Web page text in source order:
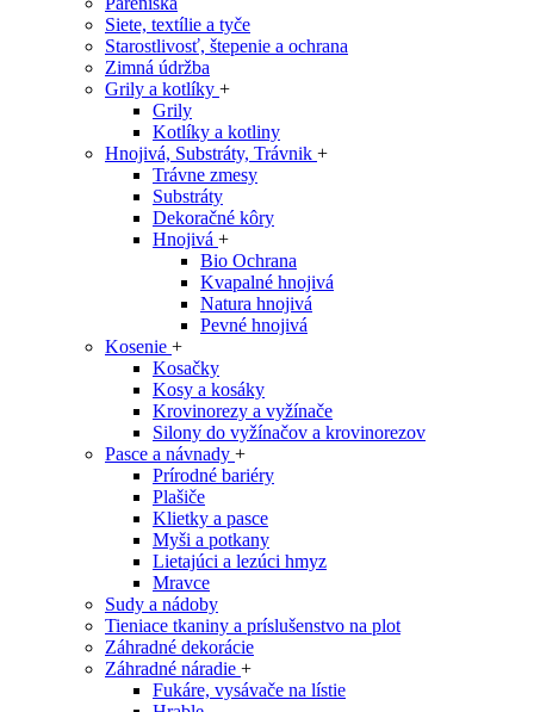
Siete, textílie a tyče
Starostlivosť, štepenie a ochrana
Zimná údržba
Grily a kotlíky +
Grily
Kotlíky a kotliny
Hnojivá, Substráty, Trávnik +
Trávne zmesy
Substráty
Dekoračné kôry
Hnojivá +
Bio Ochrana
Kvapalné hnojivá
Natura hnojivá
Pevné hnojivá
Kosenie +
Kosačky
Kosy a kosáky
Krovinorezy a vyžínače
Silony do vyžínačov a krovinorezov
Pasce a návnady +
Prírodné bariéry
Plašiče
Klietky a pasce
Myši a potkany
Lietajúci a lezúci hmyz
Mravce
Sudy a nádoby
Tieniace tkaniny a príslušenstvo na plot
Záhradné dekorácie
Záhradné náradie +
Fukáre, vysávače na lístie